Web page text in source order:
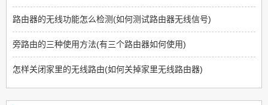
路由器的无线功能怎么检测(如何测试路由器无线信号)
旁路由的三种使用方法(有三个路由器如何使用)
怎样关闭家里的无线路由(如何关掉家里无线路由器)